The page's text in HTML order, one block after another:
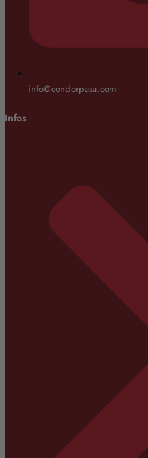
info@condorpasa.com
Infos